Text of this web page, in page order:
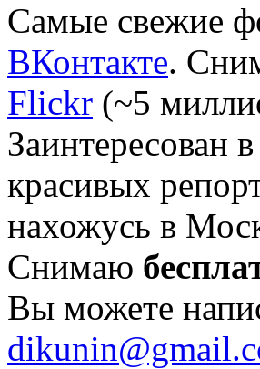
Самые свежие
ВКонтакте.
Flickr (~5
Заинтересован
красивых
нахожусь в
Снимаю
Вы можете